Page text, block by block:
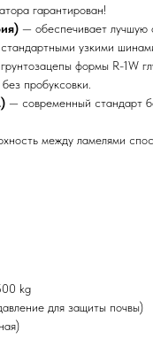
гарантирован!
— обеспечивает лучшую
узкими
формы R-1W
пробуксовки.
— современный стандарт
между ламелями
kg
для защиты почвы)